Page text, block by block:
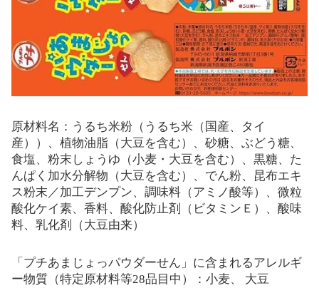
原材料名：うるち米粉（うるち米（国産、タイ
産））、植物油脂（大豆を含む）、砂糖、ぶどう糖、
食塩、粉末しょうゆ（小麦・大豆を含む）、黒糖、た
んぱく加水分解物（大豆を含む）、でん粉、昆布エキ
ス粉末／加工デンプン、調味料（アミノ酸等）、微粒
酸化ケイ素、香料、酸化防止剤（ビタミンＥ）、酸味
料、乳化剤（大豆由来）
「プチあまじょっパウダーせん」に含まれるアレルギ
ー物質（特定原材料等28品目中）：小麦、 大豆